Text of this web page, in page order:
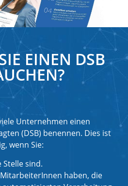
EINEN DSB
Unternehmen einen
(DSB) benennen. Dies ist
wenn Sie:
Stelle sind.
haben, die